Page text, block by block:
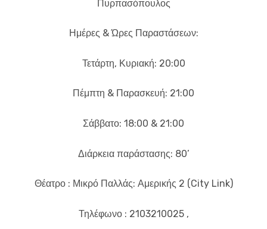
Πυρπασόπουλος
Ημέρες & Ώρες Παραστάσεων:
Τετάρτη, Κυριακή: 20:00
Πέμπτη & Παρασκευή: 21:00
Σάββατο: 18:00 & 21:00
Διάρκεια παράστασης: 80’
Θέατρο : Μικρό Παλλάς: Αμερικής 2 (City Link)
Τηλέφωνο : 2103210025 ,